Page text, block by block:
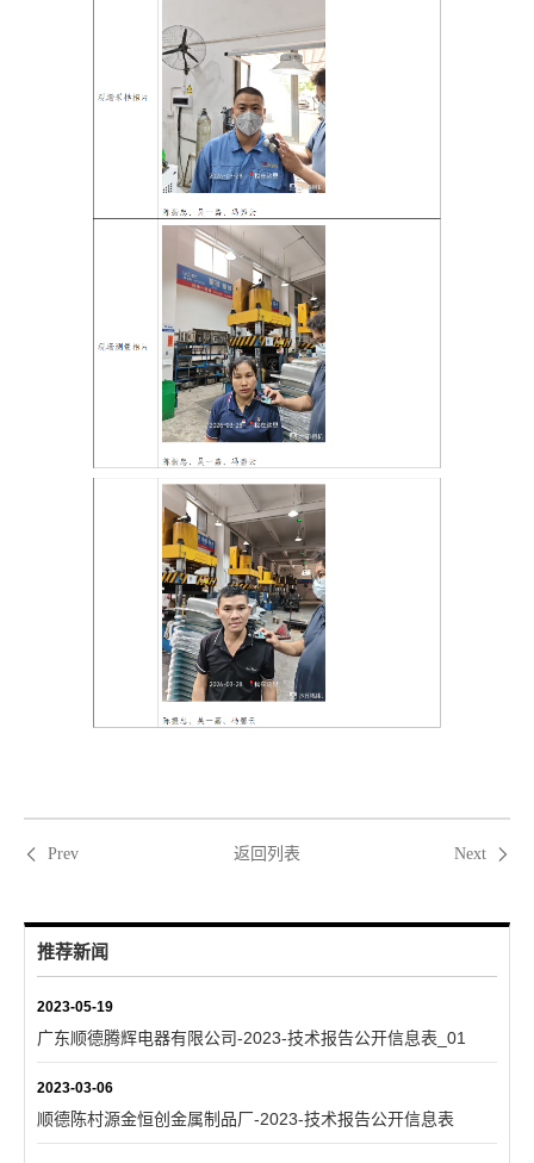
Prev 返回列表 Next
推荐新闻
2023-05-19
广东顺德腾辉电器有限公司-2023-技术报告公开信息表_01
2023-03-06
顺德陈村源金恒创金属制品厂-2023-技术报告公开信息表